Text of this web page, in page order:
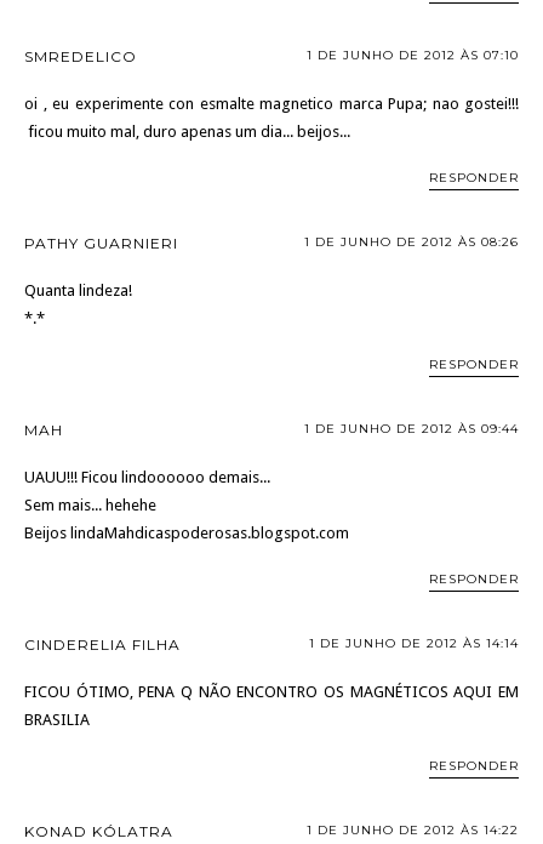
SMREDELICO 1 DE JUNHO DE 2012 ÀS 07:10
oi , eu experimente con esmalte magnetico marca Pupa; nao gostei!!!
ficou muito mal, duro apenas um dia... beijos...
RESPONDER
PATHY GUARNIERI 1 DE JUNHO DE 2012 ÀS 08:26
Quanta lindeza!
*.*
RESPONDER
MAH 1 DE JUNHO DE 2012 ÀS 09:44
UAUU!!! Ficou lindoooooo demais...
Sem mais... hehehe
Beijos lindaMahdicaspoderosas.blogspot.com
RESPONDER
CINDERELIA FILHA 1 DE JUNHO DE 2012 ÀS 14:14
FICOU ÓTIMO, PENA Q NÃO ENCONTRO OS MAGNÉTICOS AQUI EM
BRASILIA
RESPONDER
KONAD KÓLATRA 1 DE JUNHO DE 2012 ÀS 14:22